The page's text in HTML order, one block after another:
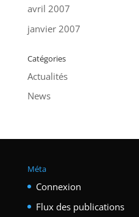
avril 2007
janvier 2007
Catégories
Actualités
News
Méta
Connexion
Flux des publications